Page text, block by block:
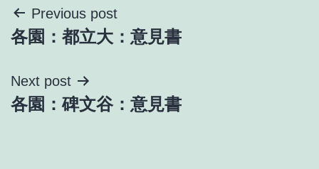
投
稿
ナ
ビ
Previous post
各園：都立大：意見書
Next post
各園：碑文谷：意見書